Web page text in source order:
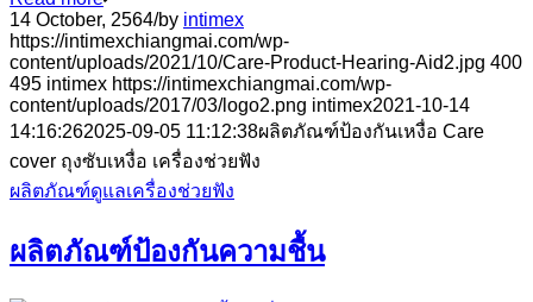
14 October, 2564/by intimex
https://intimexchiangmai.com/wp-
content/uploads/2021/10/Care-Product-Hearing-Aid2.jpg 400
495 intimex https://intimexchiangmai.com/wp-
content/uploads/2017/03/logo2.png intimex2021-10-14
14:16:262025-09-05 11:12:38ผลิตภัณฑ์ป้องกันเหงื่อ Care
cover ถุงซับเหงื่อ เครื่องช่วยฟัง
ผลิตภัณฑ์ดูแลเครื่องช่วยฟัง
ผลิตภัณฑ์ป้องกันความชื้น